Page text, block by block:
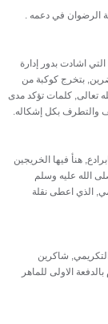
الرضوان في دعمه .
اشادت بدور إدارة
بتخرج كوكبة من
تعالى, كلمات تؤكد مدى
والتطرف بكل إشكاله.
هنأ فيها الخريجين
الله عليه وسلم
الذي اعطى نقلة
شاكرين
الاولى للماهر